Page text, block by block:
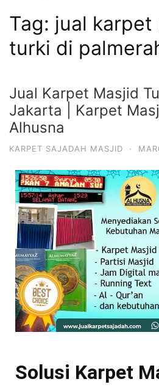
Tag: jual karpet
turki di
Jual Karpet Masjid
Jakarta | Karpet
Alhusna
KARPET SAJADAH MASJID ·
Solusi Karpet